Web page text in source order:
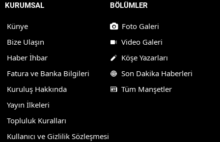
KURUMSAL
Künye
Bize Ulaşın
Haber İhbar
Fatura ve Banka Bilgileri
Kuruluş Hakkında
Yayın İlkeleri
Topluluk Kuralları
Kullanıcı ve Gizlilik Sözleşmesi
BÖLÜMLER
Foto Galeri
Video Galeri
Köşe Yazarları
Son Dakika Haberleri
Tüm Manşetler